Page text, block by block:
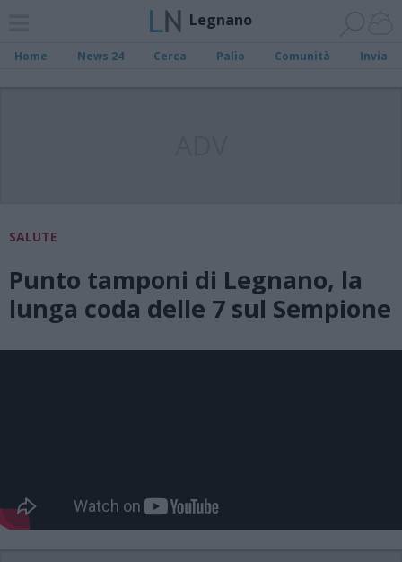
Legnano
Home News 24 Cerca Palio Comunità Invia
SALUTE
Punto tamponi di Legnano, la
lunga coda delle 7 sul Sempione